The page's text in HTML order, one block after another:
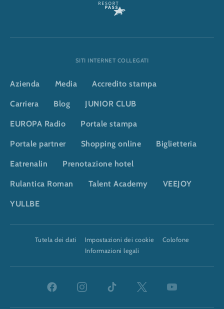
SITI INTERNET COLLEGATI
Azienda Media Accredito stampa
Carriera Blog JUNIOR CLUB
EUROPA Radio Portale stampa
Portale partner Shopping online Biglietteria
Eatrenalin Prenotazione hotel
Rulantica Roman Talent Academy VEEJOY
YULLBE
DSGVO
Tutela dei dati Impostazioni dei cookie
Colofone
Informazioni legali